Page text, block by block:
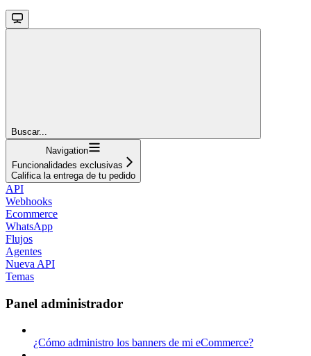
Buscar...
Navigation
Funcionalidades exclusivas
Califica la entrega de tu pedido
API
Webhooks
Ecommerce
WhatsApp
Flujos
Agentes
Nueva API
Temas
Panel administrador
¿Cómo administro los banners de mi eCommerce?